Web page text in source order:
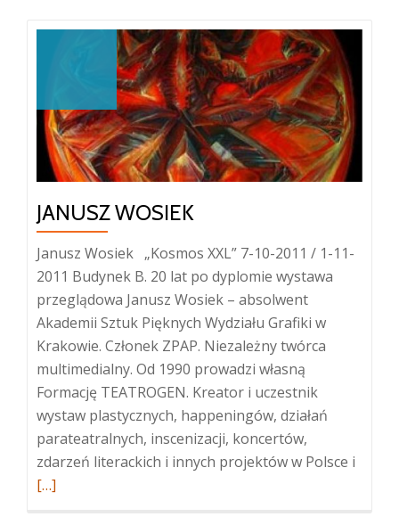
JANUSZ WOSIEK
Janusz Wosiek „Kosmos XXL” 7-10-2011 / 1-11-
2011 Budynek B. 20 lat po dyplomie wystawa
przeglądowa Janusz Wosiek – absolwent
Akademii Sztuk Pięknych Wydziału Grafiki w
Krakowie. Członek ZPAP. Niezależny twórca
multimedialny. Od 1990 prowadzi własną
Formację TEATROGEN. Kreator i uczestnik
wystaw plastycznych, happeningów, działań
parateatralnych, inscenizacji, koncertów,
zdarzeń literackich i innych projektów w Polsce i
[…]